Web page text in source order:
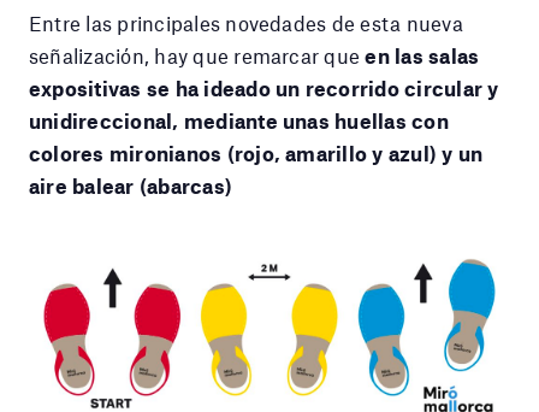
Entre las principales novedades de esta nueva
señalización, hay que remarcar queen las salas
expositivas se ha ideado un recorrido circular y
unidireccional, mediante unas huellas con
colores mironianos (rojo, amarillo y azul) y un
aire balear (abarcas)